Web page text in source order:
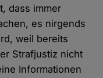
dass immer
es nirgends
weil bereits
Strafjustiz nicht
Informationen